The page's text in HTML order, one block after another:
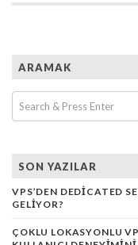
ARAMAK
SON YAZILAR
VPS’DEN DEDICATED
GELIYOR?
ÇOKLU LOKASYONLU